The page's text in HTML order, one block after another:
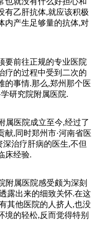
有乙肝抗体,就应该积极
内产生足够量的抗体,对
前往正规的专业医院
疗的过程中受到二次的
的事情.那么,郑州那个医
研究院附属医院.
医院成立至今,经过了
献,同时郑州市·河南省医
治疗肝病的医生,不但
床经验.
属医院感受颇为深刻
露出来的细致关怀.在这
其他医院的人挤人,也没
境的轻松,反而觉得特别